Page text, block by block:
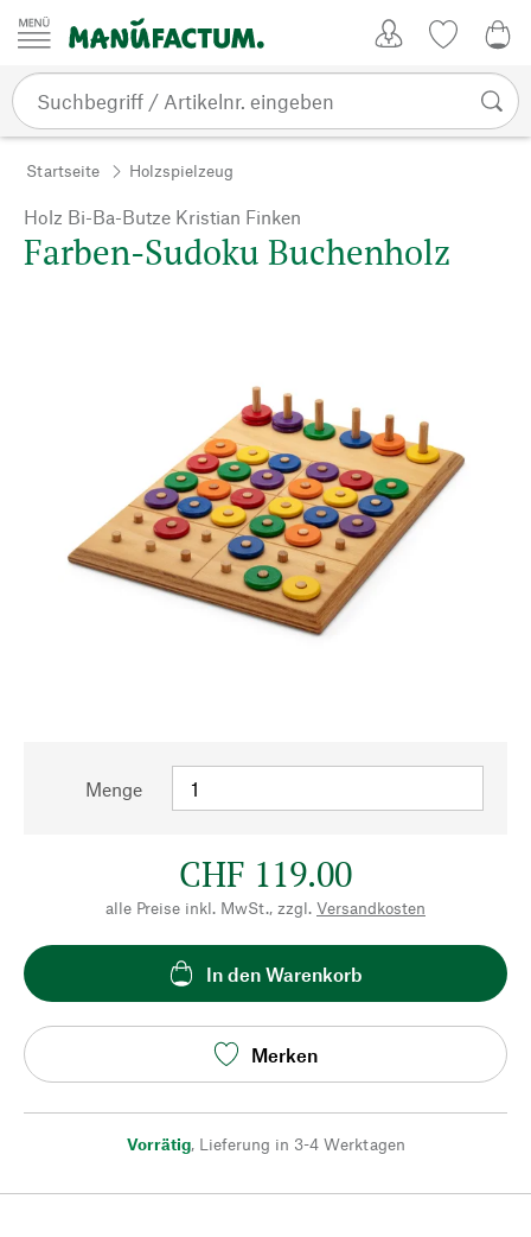
Zum Inhalt springen
Startseite Holzspielzeug
Holz Bi-Ba-Butze Kristian Finken
Farben-Sudoku Buchenholz
Menge
CHF 119.00
alle Preise inkl. MwSt., zzgl. Versandkosten
In den Warenkorb
Merken
Vorrätig, Lieferung in 3-4 Werktagen